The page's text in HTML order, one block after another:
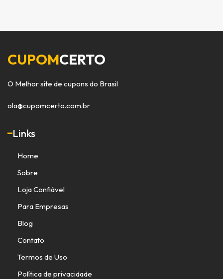
CUPOMCERTO
O Melhor site de cupons do Brasil
ola@cupomcerto.com.br
Links
Home
Sobre
Loja Confiável
Para Empresas
Blog
Contato
Termos de Uso
Política de privacidade